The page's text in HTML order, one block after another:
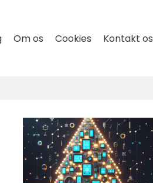
Om os Cookies Kontakt os